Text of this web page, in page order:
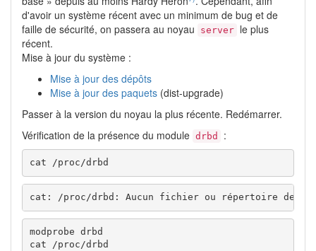
d'avoir un système récent avec un minimum de bug et de
faille de sécurité, on passera au noyau
server le plus
récent.
Mise à jour du système :
Mise à jour des dépôts
Mise à jour des paquets (dist-upgrade)
Passer à la version du noyau la plus récente. Redémarrer.
Vérification de la présence du module drbd :
cat /proc/drbd
cat: /proc/drbd: Aucun fichier ou répertoire de ce
modprobe drbd
cat /proc/drbd